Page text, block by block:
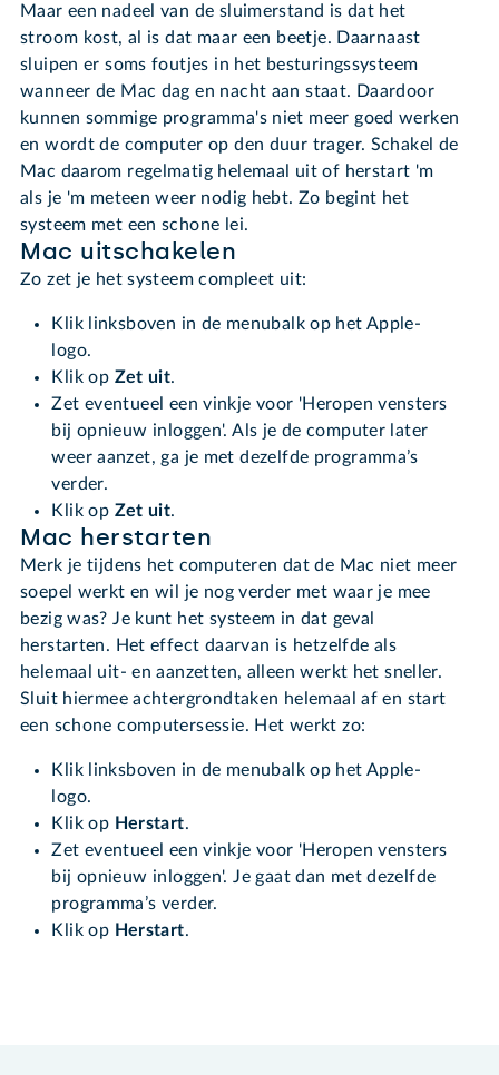
Maar een nadeel van de sluimerstand is dat het
stroom kost, al is dat maar een beetje. Daarnaast
sluipen er soms foutjes in het besturingssysteem
wanneer de Mac dag en nacht aan staat. Daardoor
kunnen sommige programma's niet meer goed werken
en wordt de computer op den duur trager. Schakel de
Mac daarom regelmatig helemaal uit of herstart 'm
als je 'm meteen weer nodig hebt. Zo begint het
systeem met een schone lei.
Mac uitschakelen
Zo zet je het systeem compleet uit:
Klik linksboven in de menubalk op het Apple-
logo.
Klik op Zet uit.
Zet eventueel een vinkje voor 'Heropen vensters
bij opnieuw inloggen'. Als je de computer later
weer aanzet, ga je met dezelfde programma’s
verder.
Klik op Zet uit.
Mac herstarten
Merk je tijdens het computeren dat de Mac niet meer
soepel werkt en wil je nog verder met waar je mee
bezig was? Je kunt het systeem in dat geval
herstarten. Het effect daarvan is hetzelfde als
helemaal uit- en aanzetten, alleen werkt het sneller.
Sluit hiermee achtergrondtaken helemaal af en start
een schone computersessie. Het werkt zo:
Klik linksboven in de menubalk op het Apple-
logo.
Klik op Herstart.
Zet eventueel een vinkje voor 'Heropen vensters
bij opnieuw inloggen'. Je gaat dan met dezelfde
programma’s verder.
Klik op Herstart.